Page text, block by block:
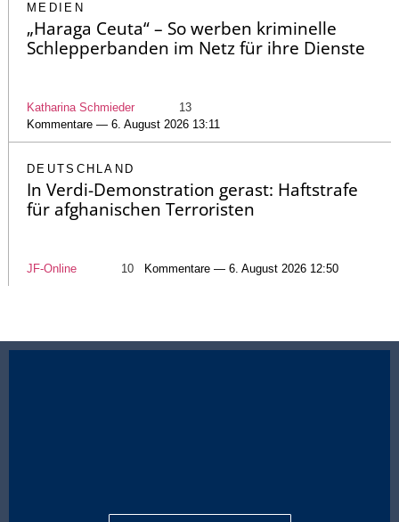
MEDIEN
„Haraga Ceuta“ – So werben kriminelle
Schlepperbanden im Netz für ihre Dienste
Katharina Schmieder
13
Kommentare — 6. August 2026 13:11
DEUTSCHLAND
In Verdi-Demonstration gerast: Haftstrafe
für afghanischen Terroristen
JF-Online 10 Kommentare — 6. August 2026 12:50